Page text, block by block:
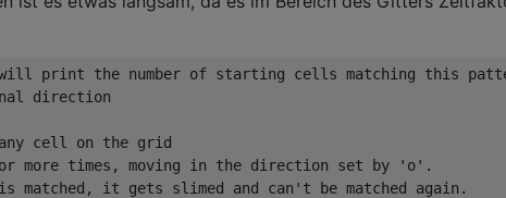
print the number of starting cells matching this
direction
cell on the grid
more times, moving in the direction set by 'o'.
matched, it gets slimed and can't be matched again.